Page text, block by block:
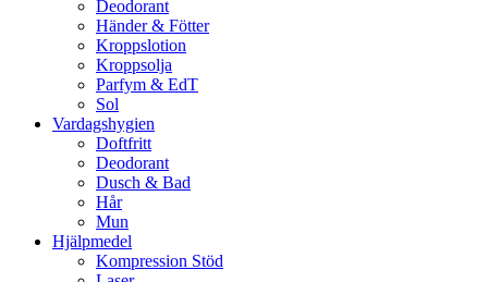
Deodorant
Händer & Fötter
Kroppslotion
Kroppsolja
Parfym & EdT
Sol
Vardagshygien
Doftfritt
Deodorant
Dusch & Bad
Hår
Mun
Hjälpmedel
Kompression Stöd